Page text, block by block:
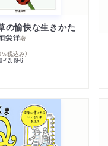
の愉快な生きかた
栄洋著
％税込み）
42819-6